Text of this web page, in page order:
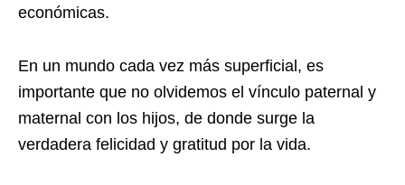
económicas.
En un mundo cada vez más superficial, es
importante que no olvidemos el vínculo paternal y
maternal con los hijos, de donde surge la
verdadera felicidad y gratitud por la vida.